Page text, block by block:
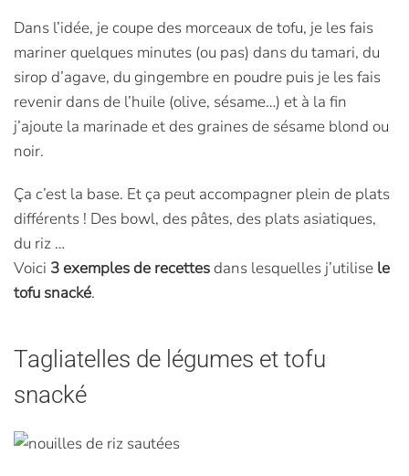
Dans l’idée, je coupe des morceaux de tofu, je les fais
mariner quelques minutes (ou pas) dans du tamari, du
sirop d’agave, du gingembre en poudre puis je les fais
revenir dans de l’huile (olive, sésame…) et à la fin
j’ajoute la marinade et des graines de sésame blond ou
noir.
Ça c’est la base. Et ça peut accompagner plein de plats
différents ! Des bowl, des pâtes, des plats asiatiques,
du riz …
Voici 3 exemples de recettesdans lesquelles j’utilise le
tofu snacké.
Tagliatelles de légumes et tofu
snacké